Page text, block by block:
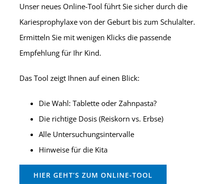
Unser neues Online-Tool führt Sie sicher durch die
Kariesprophylaxe von der Geburt bis zum Schulalter.
Ermitteln Sie mit wenigen Klicks die passende
Empfehlung für Ihr Kind.
Das Tool zeigt Ihnen auf einen Blick:
Die Wahl: Tablette oder Zahnpasta?
Die richtige Dosis (Reiskorn vs. Erbse)
Alle Untersuchungsintervalle
Hinweise für die Kita
HIER GEHT’S ZUM ONLINE-TOOL